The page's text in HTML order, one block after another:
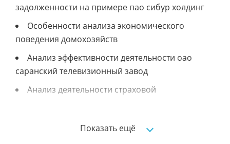
задолженности на примере пао сибур холдинг
Особенности анализа экономического
поведения домохозяйств
Анализ эффективности деятельности оао
саранский телевизионный завод
Анализ деятельности страховой
составляющей экономической безопасности
Показать ещё